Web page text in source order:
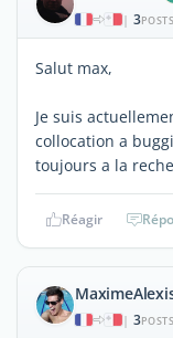
| 3POSTS
Salut max,
Je suis
collocation a
toujours a la
Réagir
| 3POSTS